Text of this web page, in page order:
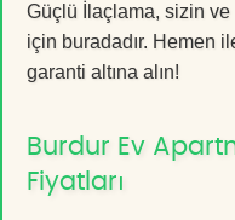
Güçlü İlaçlama, sizin ve
için buradadır. Hemen
garanti altına alın!
Burdur Ev
Fiyatları